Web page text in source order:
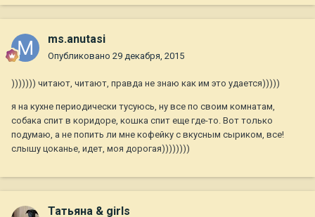
ms.anutasi
Опубликовано 29 декабря, 2015
))))))) читают, читают, правда не знаю как им это удается)))))
я на кухне периодически тусуюсь, ну все по своим комнатам,
собака спит в коридоре, кошка спит еще где-то. Вот только
подумаю, а не попить ли мне кофейку с вкусным сыриком, все!
слышу цоканье, идет, моя дорогая))))))))
Татьяна & girls